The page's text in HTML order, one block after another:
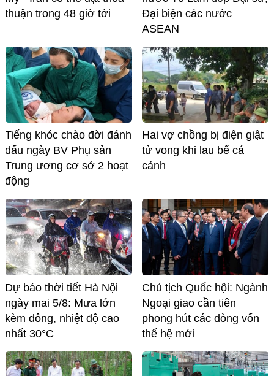
thuận trong 48 giờ tới
Đại biện các nước
ASEAN
Tiếng khóc chào đời đánh
dấu ngày BV Phụ sản
Trung ương cơ sở 2 hoạt
động
Hai vợ chồng bị điện giật
tử vong khi lau bể cá
cảnh
Dự báo thời tiết Hà Nội
ngày mai 5/8: Mưa lớn
kèm dông, nhiệt độ cao
nhất 30°C
Chủ tịch Quốc hội: Ngành
Ngoại giao cần tiên
phong hút các dòng vốn
thế hệ mới